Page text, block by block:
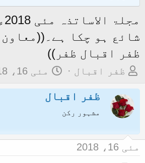
شائع ہو چکا
ظفر اقبال ظفر))
م
ض
و
ک
ا
ظفر اقبال
ت
ر
آ
مئی 16، 2018
ظفر اقبال
مشہور رکن
مئی 16، 2018